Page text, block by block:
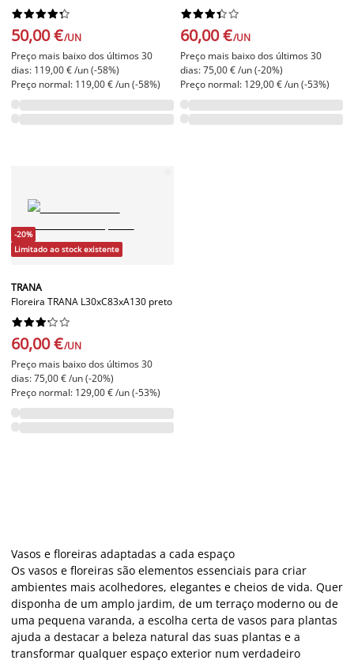






50,00 €/UN
Preço mais baixo dos últimos 30
dias: 119,00 € /un (-58%)
Preço normal: 119,00 € /un (-58%)






60,00 €/UN
Preço mais baixo dos últimos 30
dias: 75,00 € /un (-20%)
Preço normal: 129,00 € /un (-53%)
-20%
Limitado ao stock existente
TRANA
Floreira TRANA L30xC83xA130 preto






60,00 €/UN
Preço mais baixo dos últimos 30
dias: 75,00 € /un (-20%)
Preço normal: 129,00 € /un (-53%)
Vasos e floreiras adaptadas a cada espaço
Os vasos e floreiras são elementos essenciais para criar
ambientes mais acolhedores, elegantes e cheios de vida. Quer
disponha de um amplo jardim, de um terraço moderno ou de
uma pequena varanda, a escolha certa de vasos para plantas
ajuda a destacar a beleza natural das suas plantas e a
transformar qualquer espaço exterior num verdadeiro